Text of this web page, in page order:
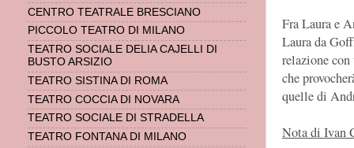
Fra Laura e
Laura da
relazione con
che
quelle di
Nota di Ivan
CENTRO TEATRALE BRESCIANO
PICCOLO TEATRO DI MILANO
TEATRO SOCIALE DELIA CAJELLI DI
BUSTO ARSIZIO
TEATRO SISTINA DI ROMA
TEATRO COCCIA DI NOVARA
TEATRO SOCIALE DI STRADELLA
TEATRO FONTANA DI MILANO